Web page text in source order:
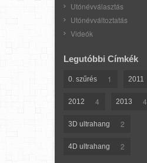
Utónévválasztás
Utónévváltoztatás
Videók
Legutóbbi Címkék
0. szűrés 1 2011
2012 4 2013 4
3D ultrahang 2
4D ultrahang 2